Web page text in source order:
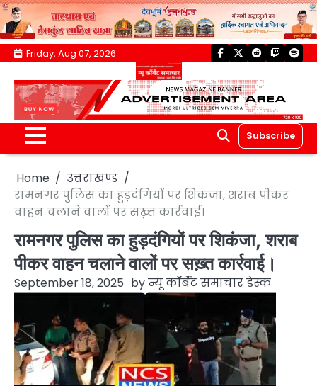
Skip
content
Friday, Aug 07, 2026 facebook
twitterreddittwitch
Subscribe
Home
उत्तराखण्ड
रामनगर पुलिस का हुड़दंगियों पर शिकंजा, शराब पीकर
वाहन चलाने वालों पर सख़्त कार्रवाई।
रामनगर पुलिस का हुड़दंगियों पर शिकंजा, शराब
पीकर वाहन चलाने वालों पर सख़्त कार्रवाई।
September 18, 2025 byन्यू कॉर्बेट समाचार डेस्क